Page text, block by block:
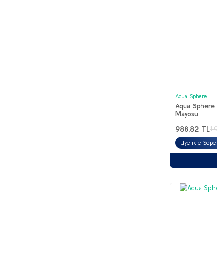
Aqua Sphere
Aqua Sphere
Mayosu
988,82 TL
Üyelikle